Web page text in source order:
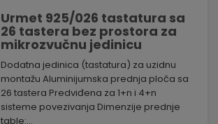
Urmet 925/026 tastatura sa
26 tastera bez prostora za
mikrozvučnu jedinicu
Dodatna jedinica (tastatura) za uzidnu
montažu Aluminijumska prednja ploča sa
26 tastera Predviđena za 1+n i 4+n
sisteme povezivanja Dimenzije prednje
table:...